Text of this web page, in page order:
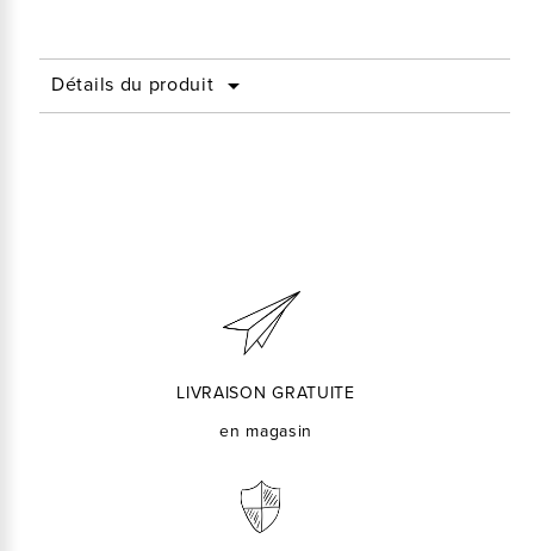
Détails du produit 
LIVRAISON GRATUITE
en magasin